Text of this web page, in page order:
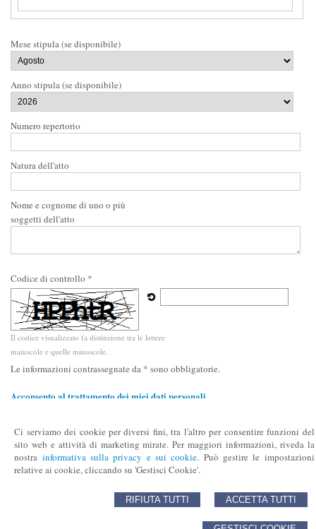
Ci serviamo dei cookie per diversi fini, tra l'altro per consentire funzioni del
sito web e attività di marketing mirate. Per maggiori informazioni, riveda la
nostra informativa sulla privacy e sui cookie. Può gestire le impostazioni
relative ai cookie, cliccando su 'Gestisci Cookie'.
ACCETTA TUTTI
RIFIUTA TUTTI
Mese stipula (se disponibile)
Anno stipula (se disponibile)
Numero repertorio
Natura dell'atto
Nome e cognome di uno o più
soggetti dell'atto
Codice di controllo *
Il codice visualizzato fa distinzione tra le lettere
maiuscole e quelle minuscole.
Le informazioni contrassegnate da * sono obbligatorie.
Acconsento al trattamento dei miei dati personali
Piazza Giuseppe Di Vittorio,2 - San Giuliano Milanese, MI
Corso Giacomo Matteotti, 11 - Milano, MI